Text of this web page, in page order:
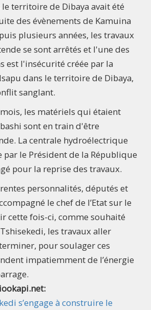
territoire de Dibaya avait été
des évènements de Kamuina
plusieurs années, les travaux
se sont arrêtés et l'une des
est l'insécurité créée par la
dans le territoire de Dibaya,
sanglant.
les matériels qui étaient
sont en train d'être
La centrale hydroélectrique
par le Président de la République
pour la reprise des travaux.
personnalités, députés et
le chef de l’Etat sur le
cette fois-ci, comme souhaité
les travaux aller
pour soulager ces
impatiemment de l’énergie
s’engage à construire le